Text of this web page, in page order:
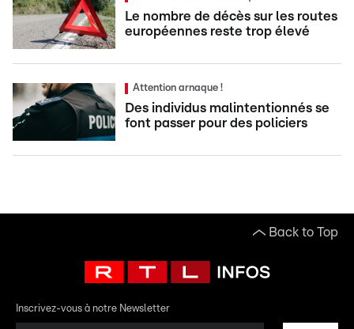
Le nombre de décès sur les routes
européennes reste trop élevé
Attention arnaque !
Des individus malintentionnés se
font passer pour des policiers
Back to Top
Inscrivez-vous à notre Newsletter